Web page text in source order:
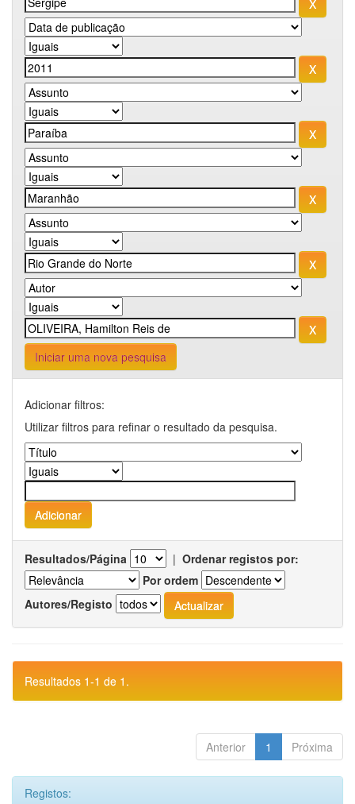
Iniciar uma nova pesquisa
Adicionar filtros:
Utilizar filtros para refinar o resultado da pesquisa.
Resultados/Página | Ordenar registos por:
Por ordem
Autores/Registo
Resultados 1-1 de 1.
Anterior 1 Próxima
Registos: